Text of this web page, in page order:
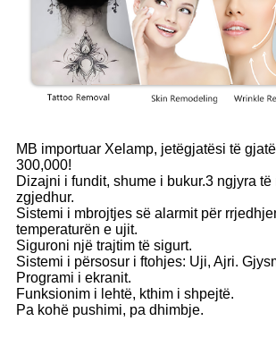
MB importuar Xelamp, jetëgjatësi të
300,000!
Dizajni i fundit, shume i bukur.3 ngjyra
zgjedhur.
Sistemi i mbrojtjes së alarmit për
temperaturën e ujit.
Siguroni një trajtim të sigurt.
Sistemi i përsosur i ftohjes: Uji, Ajri.
Programi i ekranit.
Funksionim i lehtë, kthim i shpejtë.
Pa kohë pushimi, pa dhimbje.